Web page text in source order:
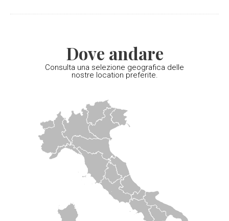
Dove andare
Consulta una selezione geografica delle
nostre location preferite.